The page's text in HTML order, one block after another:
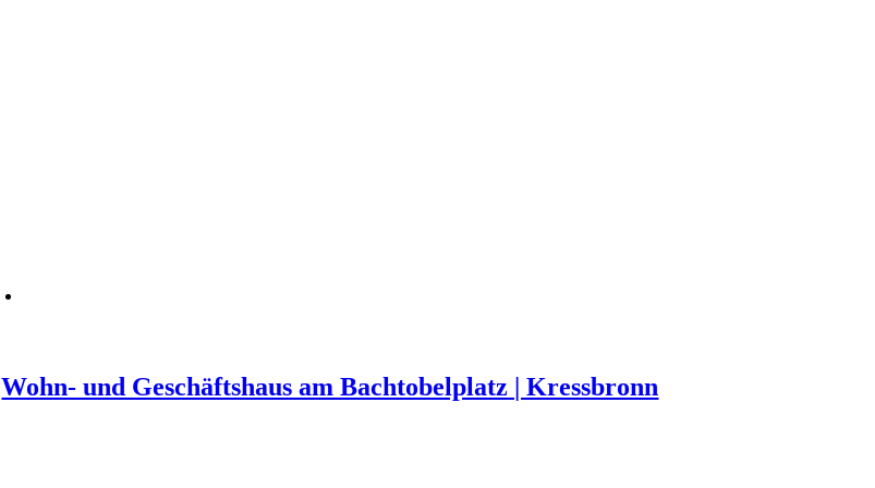
Wohn- und Geschäftshaus am Bachtobelplatz | Kressbronn